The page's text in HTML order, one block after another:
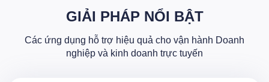
GIẢI PHÁP NỔI BẬT
Các ứng dụng hỗ trợ hiệu quả cho vận hành Doanh
nghiệp và kinh doanh trực tuyến